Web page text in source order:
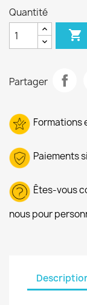
Quantité

Partager
Formations
Paiements
Êtes-vous
nous pour